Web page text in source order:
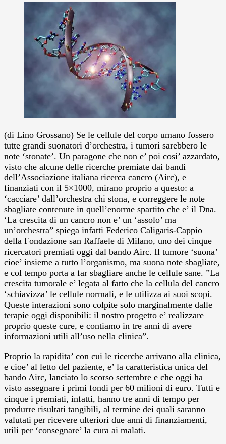
(di Lino Grossano) Se le cellule del corpo umano fossero
tutte grandi suonatori d’orchestra, i tumori sarebbero le
note ‘stonate’. Un paragone che non e’ poi cosi’ azzardato,
visto che alcune delle ricerche premiate dai bandi
dell’Associazione italiana ricerca cancro (Airc), e
finanziati con il 5×1000, mirano proprio a questo: a
‘cacciare’ dall’orchestra chi stona, e correggere le note
sbagliate contenute in quell’enorme spartito che e’ il Dna.
‘La crescita di un cancro non e’ un ‘assolo’ ma
un’orchestra” spiega infatti Federico Caligaris-Cappio
della Fondazione san Raffaele di Milano, uno dei cinque
ricercatori premiati oggi dal bando Airc. Il tumore ‘suona’
cioe’ insieme a tutto l’organismo, ma suona note sbagliate,
e col tempo porta a far sbagliare anche le cellule sane. ”La
crescita tumorale e’ legata al fatto che la cellula del cancro
‘schiavizza’ le cellule normali, e le utilizza ai suoi scopi.
Queste interazioni sono colpite solo marginalmente dalle
terapie oggi disponibili: il nostro progetto e’ realizzare
proprio queste cure, e contiamo in tre anni di avere
informazioni utili all’uso nella clinica”.
Proprio la rapidita’ con cui le ricerche arrivano alla clinica,
e cioe’ al letto del paziente, e’ la caratteristica unica del
bando Airc, lanciato lo scorso settembre e che oggi ha
visto assegnare i primi fondi per 60 milioni di euro. Tutti e
cinque i premiati, infatti, hanno tre anni di tempo per
produrre risultati tangibili, al termine dei quali saranno
valutati per ricevere ulteriori due anni di finanziamenti,
utili per ‘consegnare’ la cura ai malati.